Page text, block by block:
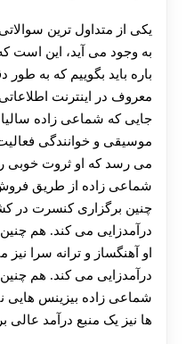
یکی از متداول ترین
به وجود می‌ آید، این است
باره باید بگوییم که به طور
معروف در اینترنت
جایی که شماعی زاده
موسیقی و خوانندگی
می رسد که او ثروت خوبی
شماعی زاده از طریق
چنین برگزاری کنسرت در
درآمدزایی می کند. هم
او آهنگساز و ترانه‌ سرا
درآمدزایی می کند. هم چنین
شماعی زاده بیزینس هایی
ها نیز یک منبع درآمد